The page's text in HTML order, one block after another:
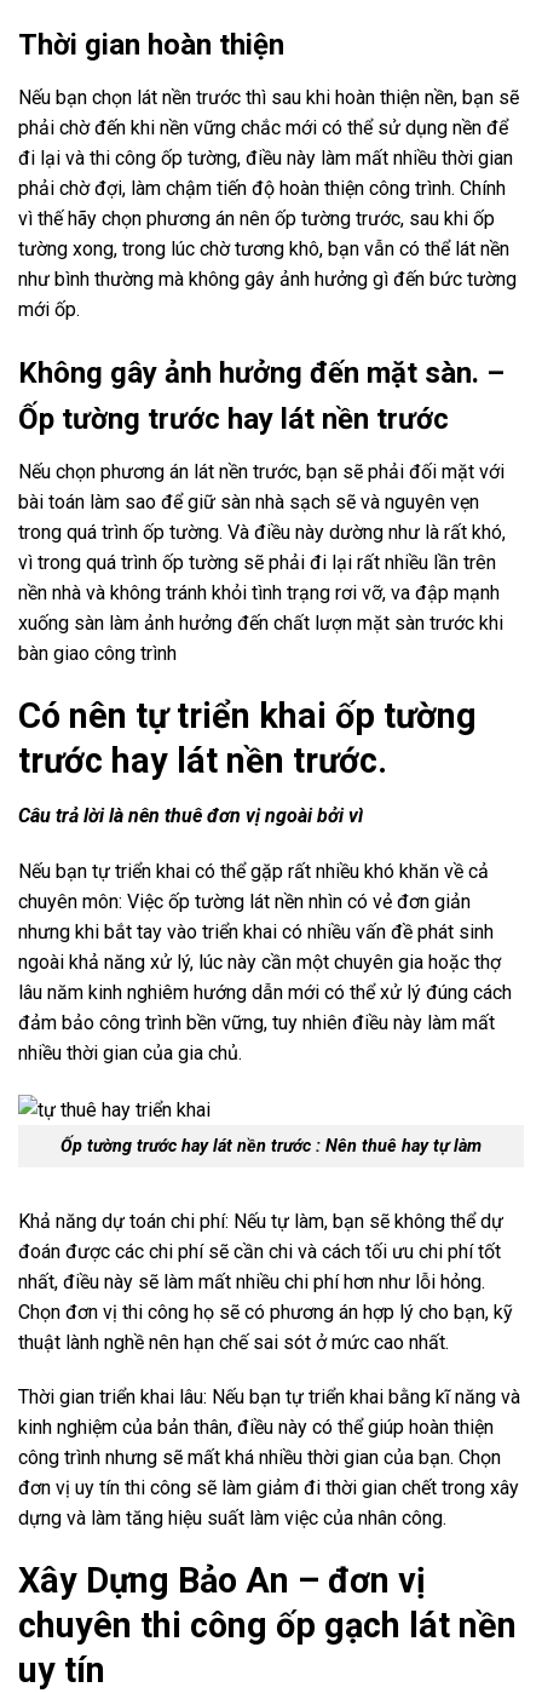
Thời gian hoàn thiện
Nếu bạn chọn lát nền trước thì sau khi hoàn thiện nền, bạn sẽ
phải chờ đến khi nền vững chắc mới có thể sử dụng nền để
đi lại và thi công ốp tường, điều này làm mất nhiều thời gian
phải chờ đợi, làm chậm tiến độ hoàn thiện công trình. Chính
vì thế hãy chọn phương án nên ốp tường trước, sau khi ốp
tường xong, trong lúc chờ tương khô, bạn vẫn có thể lát nền
như bình thường mà không gây ảnh hưởng gì đến bức tường
mới ốp.
Không gây ảnh hưởng đến mặt sàn. –
Ốp tường trước hay lát nền trước
Nếu chọn phương án lát nền trước, bạn sẽ phải đối mặt với
bài toán làm sao để giữ sàn nhà sạch sẽ và nguyên vẹn
trong quá trình ốp tường. Và điều này dường như là rất khó,
vì trong quá trình ốp tường sẽ phải đi lại rất nhiều lần trên
nền nhà và không tránh khỏi tình trạng rơi vỡ, va đập mạnh
xuống sàn làm ảnh hưởng đến chất lượn mặt sàn trước khi
bàn giao công trình
Có nên tự triển khai ốp tường
trước hay lát nền trước.
Câu trả lời là nên thuê đơn vị ngoài bởi vì
Nếu bạn tự triển khai có thể gặp rất nhiều khó khăn về cả
chuyên môn: Việc ốp tường lát nền nhìn có vẻ đơn giản
nhưng khi bắt tay vào triển khai có nhiều vấn đề phát sinh
ngoài khả năng xử lý, lúc này cần một chuyên gia hoặc thợ
lâu năm kinh nghiêm hướng dẫn mới có thể xử lý đúng cách
đảm bảo công trình bền vững, tuy nhiên điều này làm mất
nhiều thời gian của gia chủ.
Ốp tường trước hay lát nền trước : Nên thuê hay tự làm
Khả năng dự toán chi phí: Nếu tự làm, bạn sẽ không thể dự
đoán được các chi phí sẽ cần chi và cách tối ưu chi phí tốt
nhất, điều này sẽ làm mất nhiều chi phí hơn như lỗi hỏng.
Chọn đơn vị thi công họ sẽ có phương án hợp lý cho bạn, kỹ
thuật lành nghề nên hạn chế sai sót ở mức cao nhất.
Thời gian triển khai lâu: Nếu bạn tự triển khai bằng kĩ năng và
kinh nghiệm của bản thân, điều này có thể giúp hoàn thiện
công trình nhưng sẽ mất khá nhiều thời gian của bạn. Chọn
đơn vị uy tín thi công sẽ làm giảm đi thời gian chết trong xây
dựng và làm tăng hiệu suất làm việc của nhân công.
Xây Dựng Bảo An – đơn vị
chuyên thi công ốp gạch lát nền
uy tín